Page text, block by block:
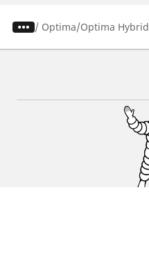
/ Optima Optima Hybrid